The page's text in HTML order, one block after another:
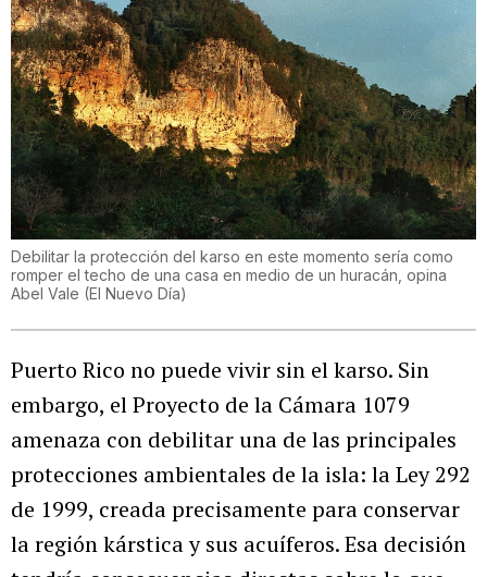
Debilitar la protección del karso en este momento sería como
romper el techo de una casa en medio de un huracán, opina
Abel Vale (El Nuevo Día)
Puerto Rico no puede vivir sin el karso. Sin
embargo, el Proyecto de la Cámara 1079
amenaza con debilitar una de las principales
protecciones ambientales de la isla: la Ley 292
de 1999, creada precisamente para conservar
la región kárstica y sus acuíferos. Esa decisión